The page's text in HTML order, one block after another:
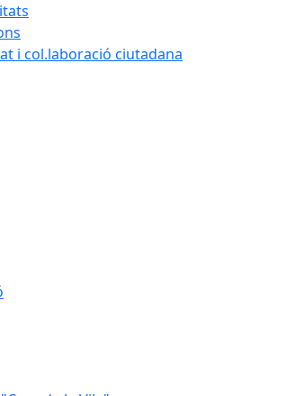
i col.laboració ciutadana